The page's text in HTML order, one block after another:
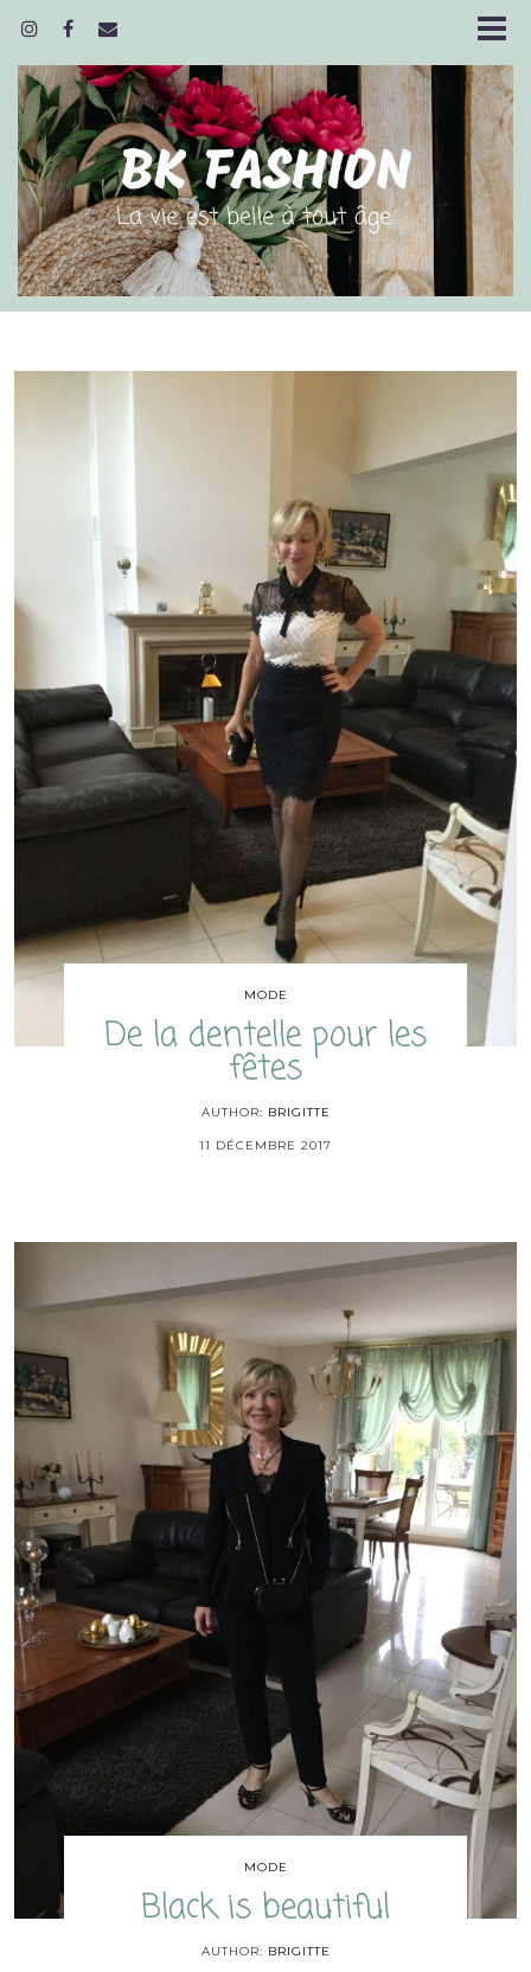
MODE
De la dentelle pour les
fêtes
AUTHOR: BRIGITTE
11 DÉCEMBRE 2017
MODE
Black is beautiful
AUTHOR: BRIGITTE